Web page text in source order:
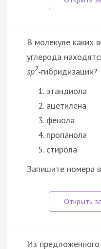
В молекуле каких
углерода
sp2‑гибридизации?
этандиола
ацетилена
фенола
пропанола
стирола
Запишите номера
Из